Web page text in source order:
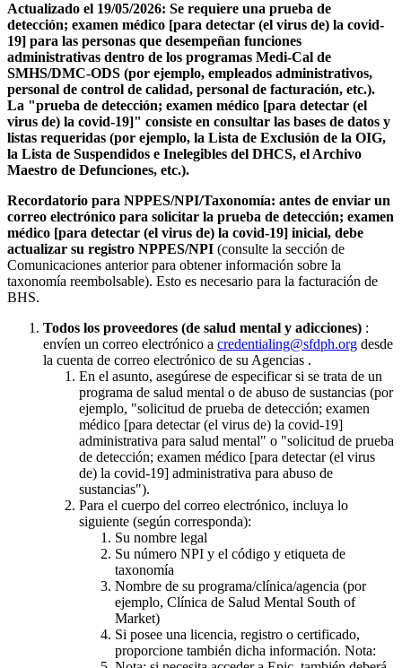
Actualizado el 19/05/2026: Se requiere una prueba de
detección; examen médico [para detectar (el virus de) la covid-
19] para las personas que desempeñan funciones
administrativas dentro de los programas Medi-Cal de
SMHS/DMC-ODS (por ejemplo, empleados administrativos,
personal de control de calidad, personal de facturación, etc.).
La "prueba de detección; examen médico [para detectar (el
virus de) la covid-19]" consiste en consultar las bases de datos y
listas requeridas (por ejemplo, la Lista de Exclusión de la OIG,
la Lista de Suspendidos e Inelegibles del DHCS, el Archivo
Maestro de Defunciones, etc.).
Recordatorio para NPPES/NPI/Taxonomía: antes de enviar un
correo electrónico para solicitar la prueba de detección; examen
médico [para detectar (el virus de) la covid-19] inicial, debe
actualizar su registro NPPES/NPI (consulte la sección de
Comunicaciones anterior para obtener información sobre la
taxonomía reembolsable). Esto es necesario para la facturación de
BHS.
Todos los proveedores (de salud mental y adicciones) :
envíen un correo electrónico a credentialing@sfdph.org desde
la cuenta de correo electrónico de su Agencias .
En el asunto, asegúrese de especificar si se trata de un
programa de salud mental o de abuso de sustancias (por
ejemplo, "solicitud de prueba de detección; examen
médico [para detectar (el virus de) la covid-19]
administrativa para salud mental" o "solicitud de prueba
de detección; examen médico [para detectar (el virus
de) la covid-19] administrativa para abuso de
sustancias").
Para el cuerpo del correo electrónico, incluya lo
siguiente (según corresponda):
Su nombre legal
Su número NPI y el código y etiqueta de
taxonomía
Nombre de su programa/clínica/agencia (por
ejemplo, Clínica de Salud Mental South of
Market)
Si posee una licencia, registro o certificado,
proporcione también dicha información. Nota: